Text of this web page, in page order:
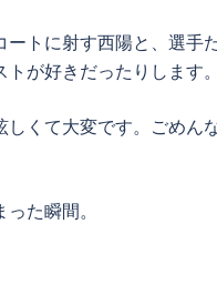
ートに射す西陽と、選手
が好きだったりします。
しくて大変です。ごめん
た瞬間。